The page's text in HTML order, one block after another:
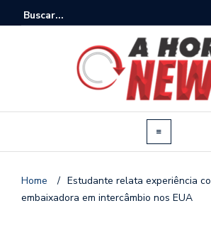
Home / Estudante relata experiência
embaixadora em intercâmbio nos EUA